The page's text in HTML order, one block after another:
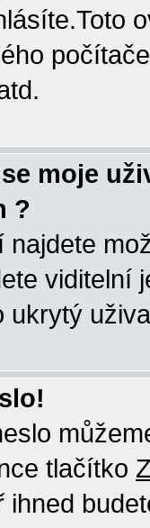
moje
?
najdete
viditelní
ukrytý
tlačítko